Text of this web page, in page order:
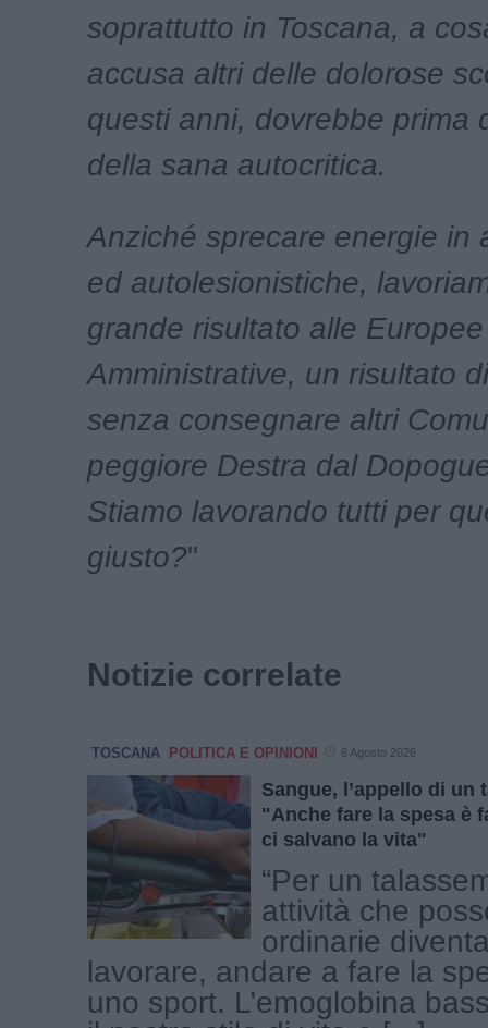
soprattutto in Toscana, a
accusa altri delle dolorose
questi anni, dovrebbe prima
della sana autocritica.
Anziché sprecare energie in
ed autolesionistiche,
grande risultato alle
Amministrative, un risultato
senza consegnare altri
peggiore Destra dal
Stiamo lavorando tutti per
giusto?"
Notizie correlate
TOSCANA POLITICA E OPINIONI 6 Agosto 2026
Sangue, l’appello di un
"Anche fare la spesa è
ci salvano la vita"
“Per un
attività che
ordinarie
lavorare, andare a fare la
uno sport. L’emoglobina